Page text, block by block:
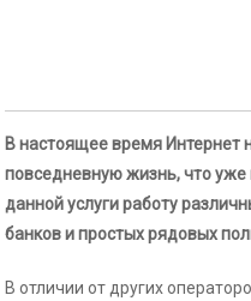
В настоящее время Интернет
повседневную жизнь, что
данной услуги работу
банков и простых рядовых
В отличии от других